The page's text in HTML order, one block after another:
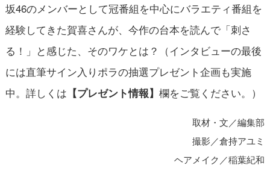
坂46のメンバーとして冠番組を中心にバラエティ番組を
経験してきた賀喜さんが、今作の台本を読んで「刺さ
る！」と感じた、そのワケとは？（インタビューの最後
には直筆サイン入りポラの抽選プレゼント企画も実施
中。詳しくは 【プレゼント情報】 欄をご覧ください。）
取材・文／編集部
撮影／倉持アユミ
ヘアメイク／稲葉紀和